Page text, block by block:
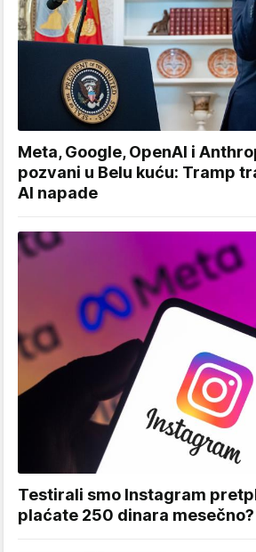
Meta, Google, OpenAI i
pozvani u Belu kuću: Tramp
AI napade
Testirali smo Instagram
plaćate 250 dinara mesečno?